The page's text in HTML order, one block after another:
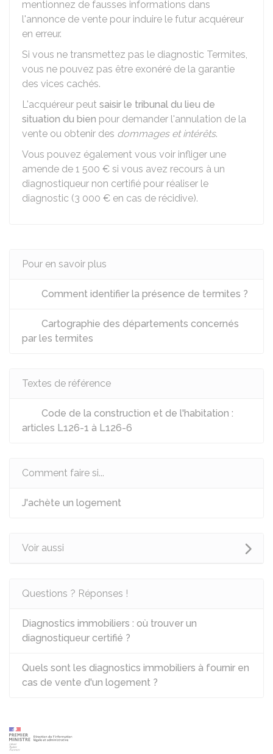
mentionnez de fausses informations dans
l'annonce de vente pour induire le futur acquéreur
en erreur.
Si vous ne transmettez pas le diagnostic Termites,
vous ne pouvez pas être exonéré de la garantie
des vices cachés.
L'acquéreur peut saisir le tribunal du lieu de
situation du bien pour demander l'annulation de la
vente ou obtenir des dommages et intérêts.
Vous pouvez également vous voir infliger une
amende de 1 500 € si vous avez recours à un
diagnostiqueur non certifié pour réaliser le
diagnostic (3 000 € en cas de récidive).
Pour en savoir plus
Comment identifier la présence de termites ?
Cartographie des départements concernés
par les termites
Textes de référence
Code de la construction et de l'habitation :
articles L126-1 à L126-6
Comment faire si...
J'achète un logement
Voir aussi
Questions ? Réponses !
Diagnostics immobiliers : où trouver un
diagnostiqueur certifié ?
Quels sont les diagnostics immobiliers à fournir en
cas de vente d'un logement ?